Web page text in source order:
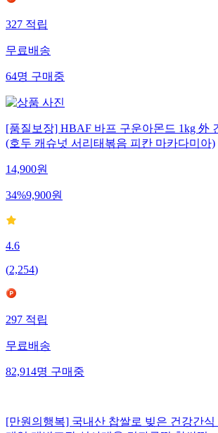
327적립
무료배송
64명구매중
[품질보장] HBAF 바프 구운아몬드 1kg 外
(호두 캐슈넛 서리태볶음 피칸 마카다미아)
14,900원
34%9,900원
4.6
(2,254)
297적립
무료배송
82,914명구매중
[만원의행복] 국내산 찹쌀로 빚은 건강간식